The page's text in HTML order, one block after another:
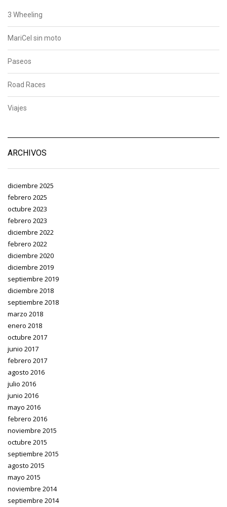
3 Wheeling
MariCel sin moto
Paseos
Road Races
Viajes
ARCHIVOS
diciembre 2025
febrero 2025
octubre 2023
febrero 2023
diciembre 2022
febrero 2022
diciembre 2020
diciembre 2019
septiembre 2019
diciembre 2018
septiembre 2018
marzo 2018
enero 2018
octubre 2017
junio 2017
febrero 2017
agosto 2016
julio 2016
junio 2016
mayo 2016
febrero 2016
noviembre 2015
octubre 2015
septiembre 2015
agosto 2015
mayo 2015
noviembre 2014
septiembre 2014